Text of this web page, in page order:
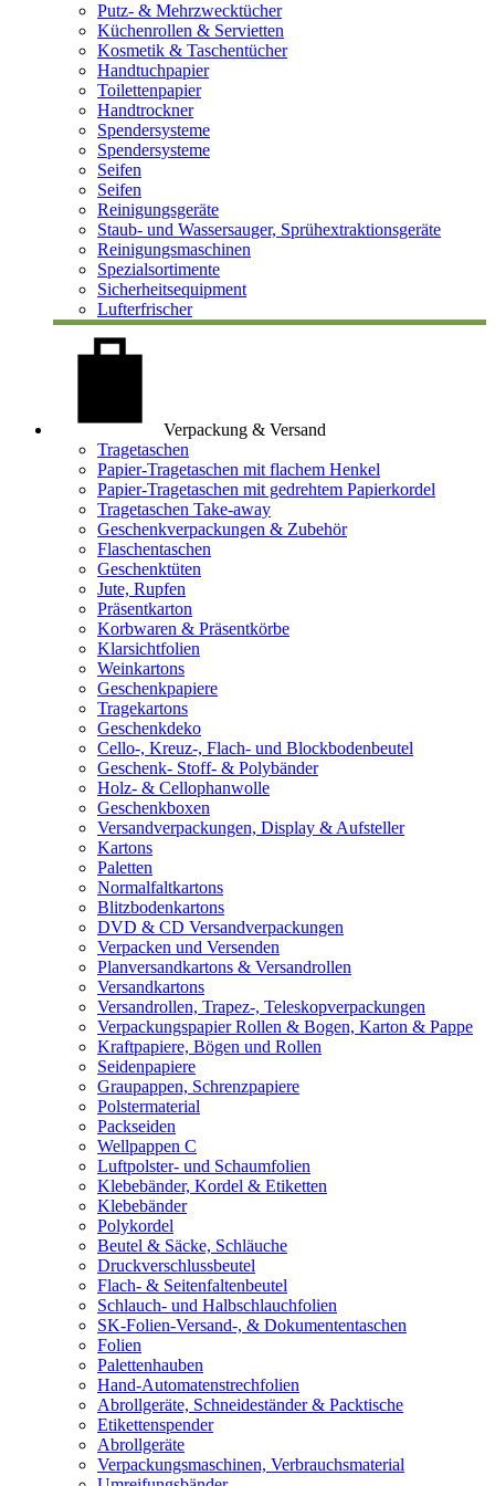
Putz- & Mehrzwecktücher
Küchenrollen & Servietten
Kosmetik & Taschentücher
Handtuchpapier
Toilettenpapier
Handtrockner
Spendersysteme
Spendersysteme
Seifen
Seifen
Reinigungsgeräte
Staub- und Wassersauger, Sprühextraktionsgeräte
Reinigungsmaschinen
Spezialsortimente
Sicherheitsequipment
Lufterfrischer
Verpackung & Versand
Tragetaschen
Papier-Tragetaschen mit flachem Henkel
Papier-Tragetaschen mit gedrehtem Papierkordel
Tragetaschen Take-away
Geschenkverpackungen & Zubehör
Flaschentaschen
Geschenktüten
Jute, Rupfen
Präsentkarton
Korbwaren & Präsentkörbe
Klarsichtfolien
Weinkartons
Geschenkpapiere
Tragekartons
Geschenkdeko
Cello-, Kreuz-, Flach- und Blockbodenbeutel
Geschenk- Stoff- & Polybänder
Holz- & Cellophanwolle
Geschenkboxen
Versandverpackungen, Display & Aufsteller
Kartons
Paletten
Normalfaltkartons
Blitzbodenkartons
DVD & CD Versandverpackungen
Verpacken und Versenden
Planversandkartons & Versandrollen
Versandkartons
Versandrollen, Trapez-, Teleskopverpackungen
Verpackungspapier Rollen & Bogen, Karton & Pappe
Kraftpapiere, Bögen und Rollen
Seidenpapiere
Graupappen, Schrenzpapiere
Polstermaterial
Packseiden
Wellpappen C
Luftpolster- und Schaumfolien
Klebebänder, Kordel & Etiketten
Klebebänder
Polykordel
Beutel & Säcke, Schläuche
Druckverschlussbeutel
Flach- & Seitenfaltenbeutel
Schlauch- und Halbschlauchfolien
SK-Folien-Versand-, & Dokumententaschen
Folien
Palettenhauben
Hand-Automatenstrechfolien
Abrollgeräte, Schneideständer & Packtische
Etikettenspender
Abrollgeräte
Verpackungsmaschinen, Verbrauchsmaterial